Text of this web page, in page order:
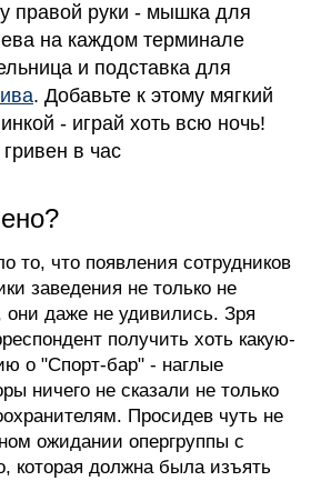
правой руки - мышка для
на каждом терминале
и подставка для
. Добавьте к этому мягкий
- играй хоть всю ночь!
в час
то, что появления сотрудников
заведения не только не
даже не удивились. Зря
получить хоть какую-
о "Спорт-бар" - наглые
ничего не сказали не только
Просидев чуть не
ожидании опергруппы с
которая должна была изъять